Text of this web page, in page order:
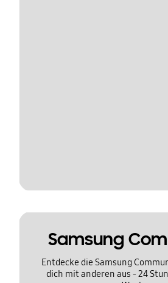
Samsung
Entdecke die Samsung
dich mit anderen aus - 24